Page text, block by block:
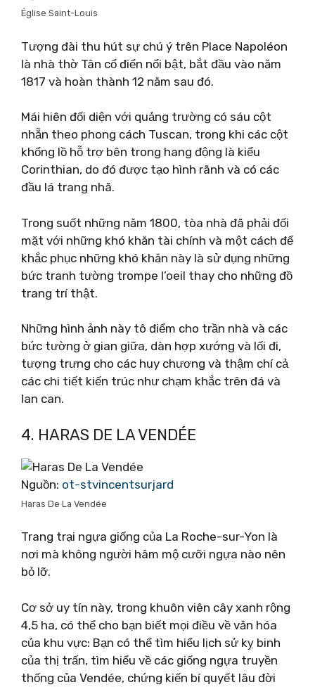
Église Saint-Louis
Tượng đài thu hút sự chú ý trên Place Napoléon
là nhà thờ Tân cổ điển nổi bật, bắt đầu vào năm
1817 và hoàn thành 12 năm sau đó.
Mái hiên đối diện với quảng trường có sáu cột
nhẵn theo phong cách Tuscan, trong khi các cột
khổng lồ hỗ trợ bên trong hang động là kiểu
Corinthian, do đó được tạo hình rãnh và có các
đầu lá trang nhã.
Trong suốt những năm 1800, tòa nhà đã phải đối
mặt với những khó khăn tài chính và một cách để
khắc phục những khó khăn này là sử dụng những
bức tranh tường trompe l’oeil thay cho những đồ
trang trí thật.
Những hình ảnh này tô điểm cho trần nhà và các
bức tường ở gian giữa, dàn hợp xướng và lối đi,
tượng trưng cho các huy chương và thậm chí cả
các chi tiết kiến ​​trúc như chạm khắc trên đá và
lan can.
4. HARAS DE LA VENDÉE
Nguồn: ot-stvincentsurjard
Haras De La Vendée
Trang trại ngựa giống của La Roche-sur-Yon là
nơi mà không người hâm mộ cưỡi ngựa nào nên
bỏ lỡ.
Cơ sở uy tín này, trong khuôn viên cây xanh rộng
4,5 ha, có thể cho bạn biết mọi điều về văn hóa
của khu vực: Bạn có thể tìm hiểu lịch sử kỵ binh
của thị trấn, tìm hiểu về các giống ngựa truyền
thống của Vendée, chứng kiến ​​bí quyết lâu đời